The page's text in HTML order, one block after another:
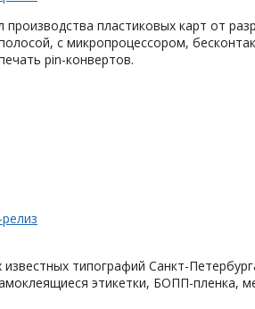
пластиковых карт от
с микропроцессором,
pin-конвертов.
типографий Санкт-
этикетки, БОПП-пленка,